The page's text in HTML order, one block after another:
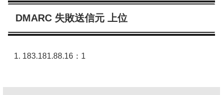
DMARC 失敗送信元 上位
183.181.88.16：1